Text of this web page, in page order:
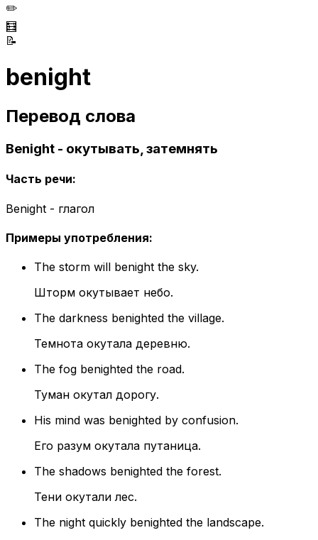
✏️
🧮
📝
benight
Перевод слова
Benight - окутывать, затемнять
Часть речи:
Benight - глагол
Примеры употребления:
The storm will benight the sky.
Шторм окутывает небо.
The darkness benighted the village.
Темнота окутала деревню.
The fog benighted the road.
Туман окутал дорогу.
His mind was benighted by confusion.
Его разум окутала путаница.
The shadows benighted the forest.
Тени окутали лес.
The night quickly benighted the landscape.